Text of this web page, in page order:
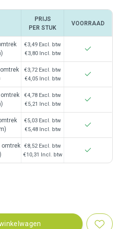
PRIJS
PER STUK
VOORRAAD
€3,49 Excl. btw
€3,80 Incl. btw
€3,72 Excl. btw
€4,05 Incl. btw
€4,78 Excl. btw
€5,21 Incl. btw
€5,03 Excl. btw
€5,48 Incl. btw
omtrek
€8,52 Excl. btw
€10,31 Incl. btw